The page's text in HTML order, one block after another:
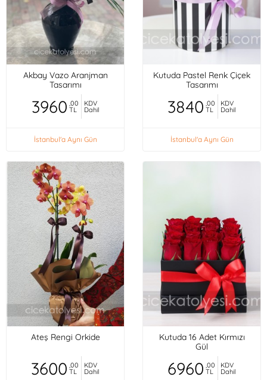
Akbay Vazo Aranjman
Tasarımı
3960 ,00
TL
KDV
Dahil
İstanbul'a Aynı Gün
Kutuda Pastel Renk Çiçek
Tasarımı
3840 ,00
TL
KDV
Dahil
İstanbul'a Aynı Gün
Ateş Rengi Orkide
3600 ,00
TL
KDV
Dahil
Kutuda 16 Adet Kırmızı
Gül
6960 ,00
TL
KDV
Dahil